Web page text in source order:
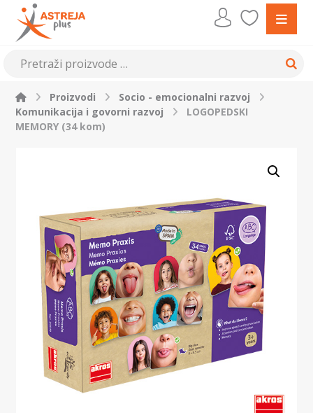
Proizvodi
Socio - emocionalni razvoj
Komunikacija i govorni razvoj
LOGOPEDSKI
MEMORY (34 kom)